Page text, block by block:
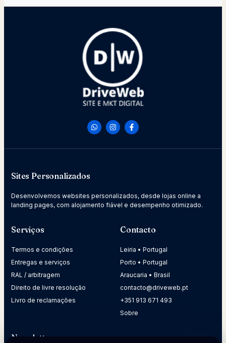
Sites Personalizados
Desenvolvemos websites personalizados, desde lojas online a
landing pages, com alojamento fiável e desempenho otimizado.
Serviços
Termos e condições
Entregas e serviços
RAL / arbitragem
Direito de livre resolução
Livro de reclamações
Contacto
Leiria • Portugal
Porto • Portugal
Araucaria • Brasil
contacto@driveweb.pt
+351 913 671 493
Sobre
Newsletter